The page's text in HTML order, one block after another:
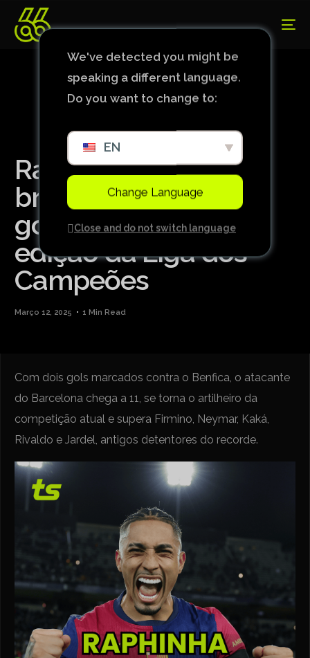
Raphinha se torna o
brasileiro com mais
gols em uma única
edição da Liga dos
Campeões
Março 12, 2025 1 Min Read
Com dois gols marcados contra o Benfica, o atacante
do Barcelona chega a 11, se torna o artilheiro da
competição atual e supera Firmino, Neymar, Kaká,
Rivaldo e Jardel, antigos detentores do recorde.
We've detected you might be
speaking a different language.
Do you want to change to:
EN
Change Language
Close and do not switch language